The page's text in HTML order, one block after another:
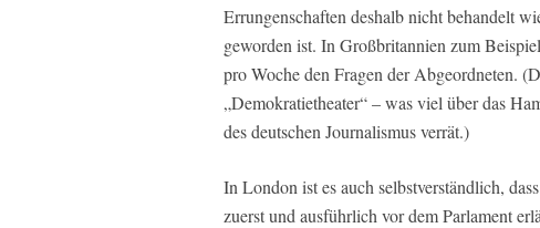
Errungenschaften deshalb nicht behandelt
geworden ist. In Großbritannien zum
pro Woche den Fragen der Abgeordneten.
„Demokratietheater“ – was viel über das
des deutschen Journalismus verrät.)
In London ist es auch selbstverständlich,
zuerst und ausführlich vor dem Parlament